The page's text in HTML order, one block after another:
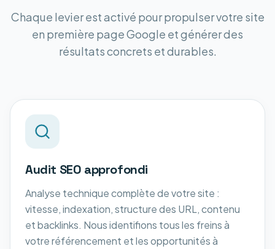
Chaque levier est activé pour propulser votre site
en première page Google et générer des
résultats concrets et durables.
Audit SEO approfondi
Analyse technique complète de votre site :
vitesse, indexation, structure des URL, contenu
et backlinks. Nous identifions tous les freins à
votre référencement et les opportunités à